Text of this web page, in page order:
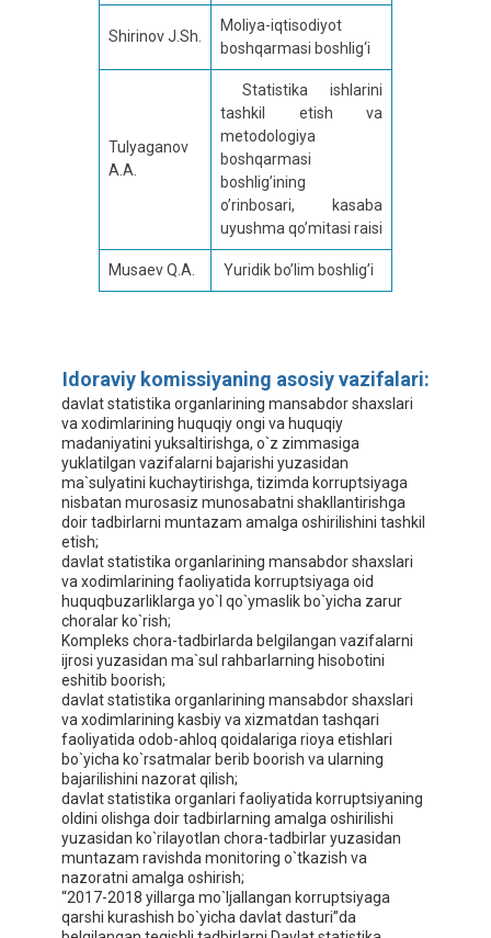
Shirinov J.Sh.
Moliya-iqtisodiyot
boshqarmasi boshlig‘i
Tulyaganov
A.A.
Statistika ishlarini
tashkil etish va
metodologiya
boshqarmasi
boshlig’ining
o’rinbosari, kasaba
uyushma qo’mitasi raisi
Musaev Q.A. Yuridik bo’lim boshlig’i
Idoraviy komissiyaning asosiy vazifalari:
davlat statistika organlarining mansabdor shaxslari
va xodimlarining huquqiy ongi va huquqiy
madaniyatini yuksaltirishga, o`z zimmasiga
yuklatilgan vazifalarni bajarishi yuzasidan
ma`sulyatini kuchaytirishga, tizimda korruptsiyaga
nisbatan murosasiz munosabatni shakllantirishga
doir tadbirlarni muntazam amalga oshirilishini tashkil
etish;
davlat statistika organlarining mansabdor shaxslari
va xodimlarining faoliyatida korruptsiyaga oid
huquqbuzarliklarga yo`l qo`ymaslik bo`yicha zarur
choralar ko`rish;
Kompleks chora-tadbirlarda belgilangan vazifalarni
ijrosi yuzasidan ma`sul rahbarlarning hisobotini
eshitib boorish;
davlat statistika organlarining mansabdor shaxslari
va xodimlarining kasbiy va xizmatdan tashqari
faoliyatida odob-ahloq qoidalariga rioya etishlari
bo`yicha ko`rsatmalar berib boorish va ularning
bajarilishini nazorat qilish;
davlat statistika organlari faoliyatida korruptsiyaning
oldini olishga doir tadbirlarning amalga oshirilishi
yuzasidan ko`rilayotlan chora-tadbirlar yuzasidan
muntazam ravishda monitoring o`tkazish va
nazoratni amalga oshirish;
“2017-2018 yillarga mo`ljallangan korruptsiyaga
qarshi kurashish bo`yicha davlat dasturi”da